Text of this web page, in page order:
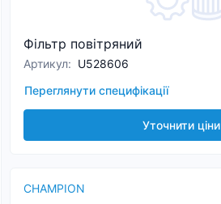
Фільтр повітряний
Артикул: U528606
Переглянути специфікації
Уточнити ціни
CHAMPION